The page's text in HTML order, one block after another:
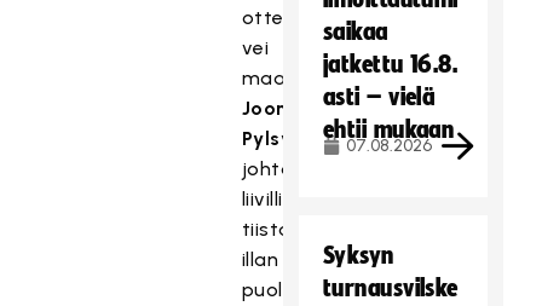
ottelun
vei
maalilla
Joonas
Pylsyn
johtama
liivillinen,
tiistai-
illan
puolestaan
saikaa
jatkettu 16.8.
asti – vielä
ehtii mukaan
07.08.2026
Syksyn
turnausvilske